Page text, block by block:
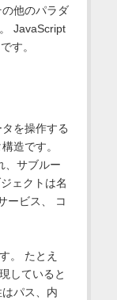
他のパラダ
JavaScript
す。
を操作する
造です。
、サブルー
ェクトは名
ービス、 コ
。 たとえ
していると
パス、内